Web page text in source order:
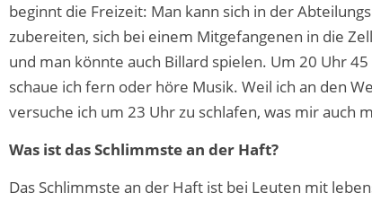
beginnt die Freizeit: Man kann sich in der
zubereiten, sich bei einem Mitgefangenen in die
und man könnte auch Billard spielen. Um 20 Uhr
schaue ich fern oder höre Musik. Weil ich an den
versuche ich um 23 Uhr zu schlafen, was mir auch
Was ist das Schlimmste an der Haft?
Das Schlimmste an der Haft ist bei Leuten mit